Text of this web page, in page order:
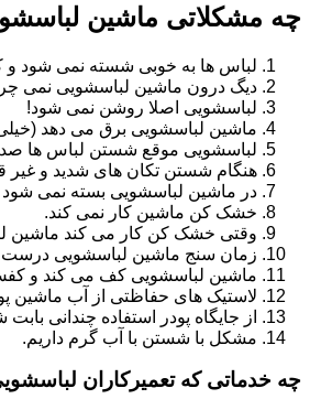
چه مشکلاتی ماشین
لباس ها به خوبی شسته نمی شود و
دیگ درون ماشین لباسشویی نمی
لباسشویی اصلا روشن نمی شود!
ماشین لباسشویی برق می دهد
لباسشویی موقع شستن لباس ها
هنگام شستن تکان های شدید و غیر
در ماشین لباسشویی بسته نمی شود
خشک کن ماشین کار نمی کند.
وقتی خشک کن کار می کند ماشین
زمان سنج ماشین لباسشویی درست
ماشین لباسشویی کف می کند و
لاستیک های حفاظتی از آب ماشین
از جایگاه پودر استفاده چندانی
مشکل با شستن با آب گرم داریم.
چه خدماتی که تعمیرکاران